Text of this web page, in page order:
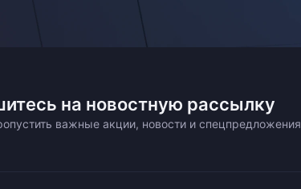
на новостную рассылку
важные акции, новости и спецпредложения